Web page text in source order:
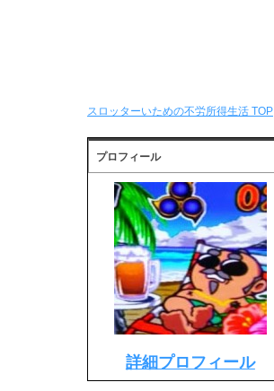
スロッターいための不労所得生活 TOP
プロフィール
詳細プロフィール